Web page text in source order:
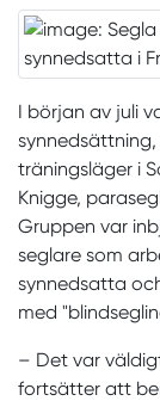
I början av juli
synnedsättning,
träningsläger i
Knigge,
Gruppen var
seglare som
synnedsatta
med
– Det var
fortsätter att